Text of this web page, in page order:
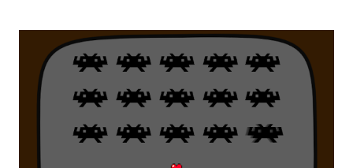
Rapidamente pensamos e decidimos voltar atrás e
incorporar na versão 8.5. Houve algumas coisas que
tivemos que colocar em ordem e resolver, mas é com
grande prazer que esta versão inclui o shim oficial assinado
pelo Rocky Linux. Aqui está o tópico completo para a